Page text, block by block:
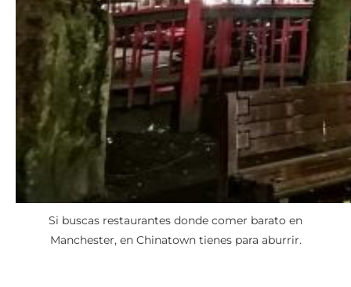
Si buscas restaurantes donde comer barato en
Manchester, en Chinatown tienes para aburrir.